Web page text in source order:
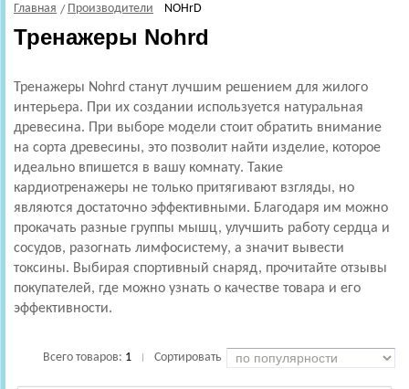
Главная Производители NOHrD
Тренажеры Nohrd
Тренажеры Nohrd станут лучшим решением для жилого
интерьера. При их создании используется натуральная
древесина. При выборе модели стоит обратить внимание
на сорта древесины, это позволит найти изделие, которое
идеально впишется в вашу комнату. Такие
кардиотренажеры не только притягивают взгляды, но
являются достаточно эффективными. Благодаря им можно
прокачать разные группы мышц, улучшить работу сердца и
сосудов, разогнать лимфосистему, а значит вывести
токсины. Выбирая спортивный снаряд, прочитайте отзывы
покупателей, где можно узнать о качестве товара и его
эффективности.
Всего товаров: 1 Сортировать